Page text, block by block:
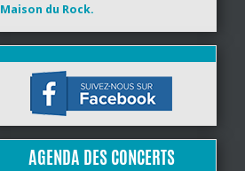
Maison du Rock.
AGENDA DES CONCERTS